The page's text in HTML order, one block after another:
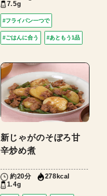
7.5g
#フライパン一つで
#ごはんに合う #あともう1品
新じゃがのそぼろ甘
辛炒め煮
約20分
278kcal
1.4g